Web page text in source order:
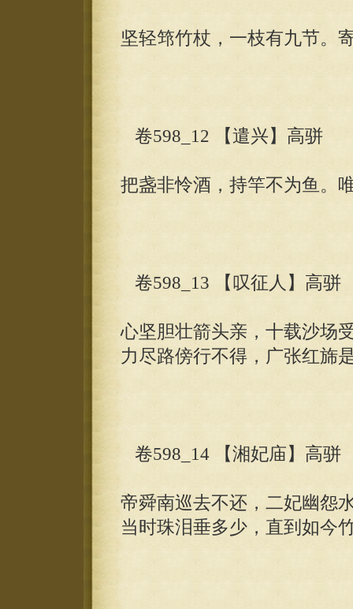
坚轻筇竹杖，一枝有九节。
卷598_12 【遣兴】高骈
把盏非怜酒，持竿不为鱼。
卷598_13 【叹征人】高骈
心坚胆壮箭头亲，十载沙场
力尽路傍行不得，广张红旆
卷598_14 【湘妃庙】高骈
帝舜南巡去不还，二妃幽怨
当时珠泪垂多少，直到如今